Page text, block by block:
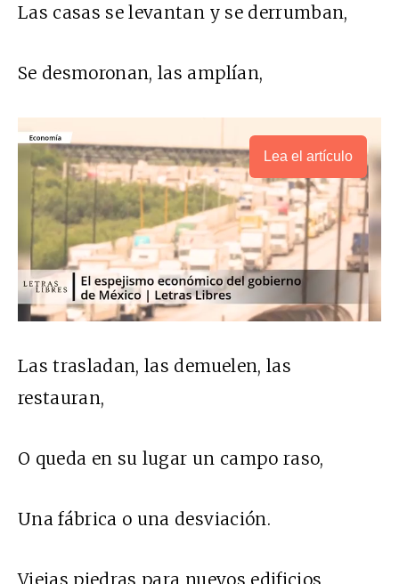
Las casas se levantan y se derrumban,
Se desmoronan, las amplían,
Lea el artículo
Las trasladan, las demuelen, las
restauran,
O queda en su lugar un campo raso,
Una fábrica o una desviación.